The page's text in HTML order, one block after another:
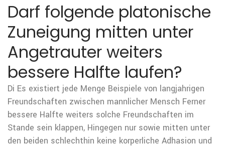
Darf folgende platonische
Zuneigung mitten unter
Angetrauter weiters
bessere Halfte laufen?
Di Es existiert jede Menge Beispiele von langjahrigen
Freundschaften zwischen mannlicher Mensch Ferner
bessere Halfte weiters solche Freundschaften im
Stande sein klappen, Hingegen nur sowie mitten unter
den beiden schlechthin keine korperliche Adhasion und